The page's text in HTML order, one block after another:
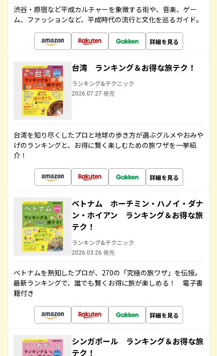
渋谷・原宿など平成カルチャーを象徴する街や、音楽、ゲー
ム、ファッションなど、平成時代の流行と文化を巡るガイド。
詳細を見る
台湾 ランキング＆お得な旅テク！
ランキング&テクニック
2026.07.27 発売
台湾を知り尽くしたプロと地球の歩き方が選ぶグルメやおみや
げのランキングと、お得に賢く楽しむための旅ワザを一挙紹
介！
詳細を見る
ベトナム ホーチミン・ハノイ・ダナ
ン・ホイアン ランキング＆お得な旅
テク！
ランキング&テクニック
2026.03.26 発売
ベトナムを熟知したプロが、270の「究極の旅ワザ」を伝授。
最新ランキングで、誰でも賢くお得に旅が楽しめる！ 電子書
籍付き
詳細を見る
シンガポール ランキング＆お得な旅
テク！